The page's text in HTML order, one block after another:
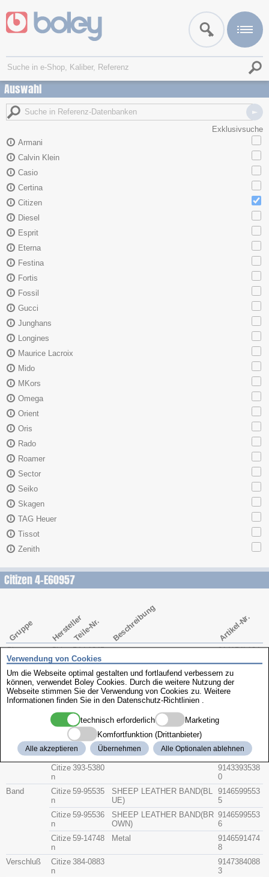
Auswahl
Exklusivsuche
Armani
Calvin Klein
Casio
Certina
Citizen
Diesel
Esprit
Eterna
Festina
Fortis
Fossil
Gucci
Junghans
Longines
Maurice Lacroix
Mido
MKors
Omega
Orient
Oris
Rado
Roamer
Sector
Seiko
Skagen
TAG Heuer
Tissot
Zenith
Citizen 4-E60957
Gruppe HerstellerTeile-Nr. Beschreibung Artikel-Nr.
Glas
Citize
n
54-L1245
G
914154L124
Krone
Citize
n
506-A566
B
9142506A56
6B
Citize 506-A567
Citize
392-1181
9143392118
Glasdichtun Citize
n
393-5353
9143393535
3
Citize
n
393-5380
9143393538
0
Band
Citize
n
59-95535
SHEEP LEATHER BAND(BL
UE)
9146599553
5
Citize
n
59-95536
SHEEP LEATHER BAND(BR
OWN)
9146599553
6
Citize
n
59-14748 Metal
9146591474
8
Verschluß
Citize
n
384-0883
9147384088
3
Verwendung von Cookies
Um die Webseite optimal gestalten und fortlaufend verbessern zu
können, verwendet Boley Cookies. Durch die weitere Nutzung der
Webseite stimmen Sie der Verwendung von Cookies zu. Weitere
Informationen finden Sie in den Datenschutz-Richtlinien
technisch erforderlich
Marketing
Komfortfunktion (Drittanbieter)
Alle akzeptieren Übernehmen Alle Optionalen ablehnen